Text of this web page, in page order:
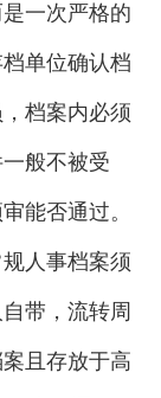
一次严格的
单位确认档
档案内必须
般不被受
能否通过。
人事档案须
带，流转周
且存放于高